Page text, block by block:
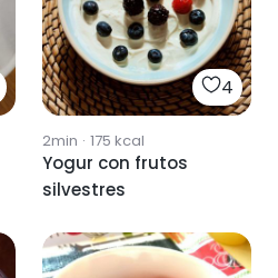
4
2min · 175 kcal
Yogur con frutos
silvestres